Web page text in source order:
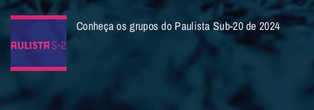
Conheça os grupos do Paulista Sub-20 de 2024